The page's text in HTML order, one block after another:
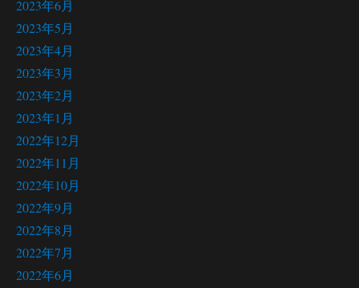
2023年6月
2023年5月
2023年4月
2023年3月
2023年2月
2023年1月
2022年12月
2022年11月
2022年10月
2022年9月
2022年8月
2022年7月
2022年6月